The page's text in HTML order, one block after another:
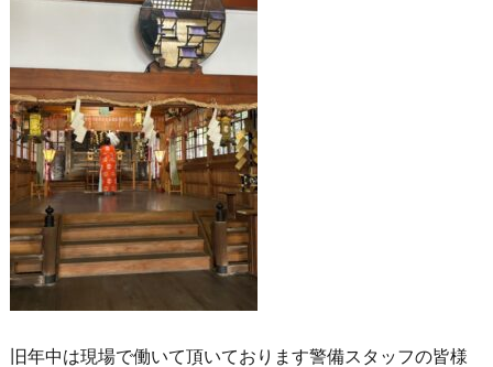
旧年中は現場で働いて頂いております警備スタッフの皆様